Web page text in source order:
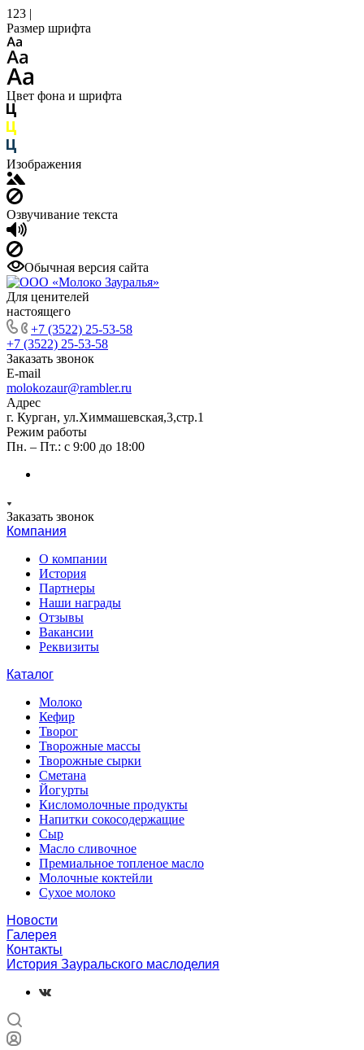
123 |
Размер шрифта
Цвет фона и шрифта
Изображения
Озвучивание текста
Обычная версия сайта
Для ценителей
настоящего
+7 (3522) 25-53-58
+7 (3522) 25-53-58
Заказать звонок
E-mail
molokozaur@rambler.ru
Адрес
г. Курган, ул.Химмашевская,3,стр.1
Режим работы
Пн. – Пт.: с 9:00 до 18:00
Заказать звонок
Компания
О компании
История
Партнеры
Наши награды
Отзывы
Вакансии
Реквизиты
Каталог
Молоко
Кефир
Творог
Творожные массы
Творожные сырки
Сметана
Йогурты
Кисломолочные продукты
Напитки сокосодержащие
Сыр
Масло сливочное
Премиальное топленое масло
Молочные коктейли
Сухое молоко
Новости
Галерея
Контакты
История Зауральского маслоделия